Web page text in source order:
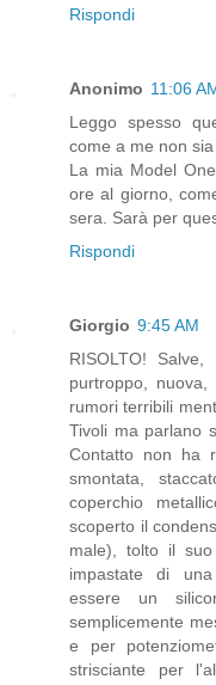
Rispondi
Anonimo 11:06
Leggo spesso
come a me non sia
La mia Model
ore al giorno,
sera. Sarà per
Rispondi
Giorgio 9:45 AM
RISOLTO!
purtroppo,
rumori terribili
Tivoli ma parlano
Contatto non ha
smontata,
coperchio
scoperto il
male), tolto il
impastate di
essere un
semplicemente
e per
strisciante per